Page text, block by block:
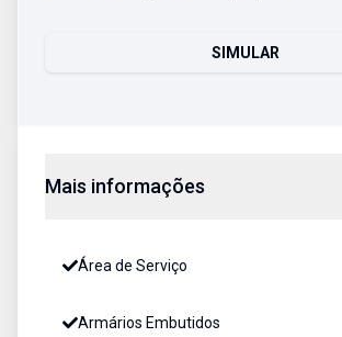
SIMULAR
Mais informações
Área de Serviço
Armários Embutidos